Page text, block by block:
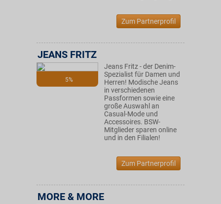
Zum Partnerprofil
5%
JEANS FRITZ
Jeans Fritz - der Denim-
Spezialist für Damen und
Herren! Modische Jeans
in verschiedenen
Passformen sowie eine
große Auswahl an
Casual-Mode und
Accessoires. BSW-
Mitglieder sparen online
und in den Filialen!
Zum Partnerprofil
MORE & MORE